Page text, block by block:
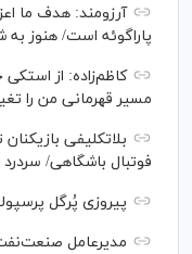
آرزومند: هدف ما
پاراگوئه است/ هنوز به
کاظم‌زاده: از
مسیر قهرمانی من را
بلاتکلیفی
فوتبال باشگاهی/
پیروزی پُرگل
مدیرعامل صنعت‌نفت